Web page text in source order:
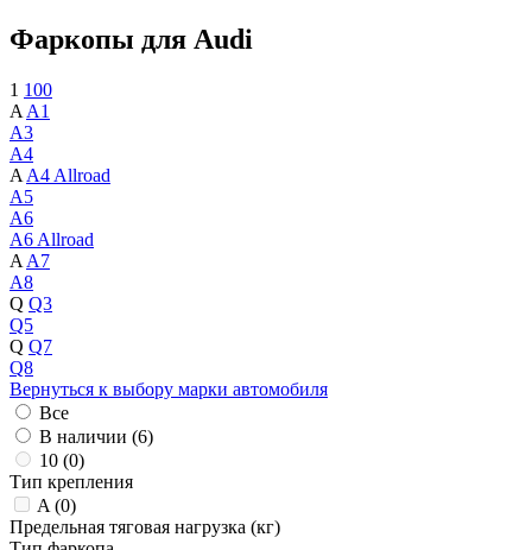
Фаркопы для Audi
1 100
A A1
A3
A4
A A4 Allroad
A5
A6
A6 Allroad
A A7
A8
Q Q3
Q5
Q Q7
Q8
Вернуться к выбору марки автомобиля
Все
В наличии (6)
10 (0)
Тип крепления
A (0)
Предельная тяговая нагрузка (кг)